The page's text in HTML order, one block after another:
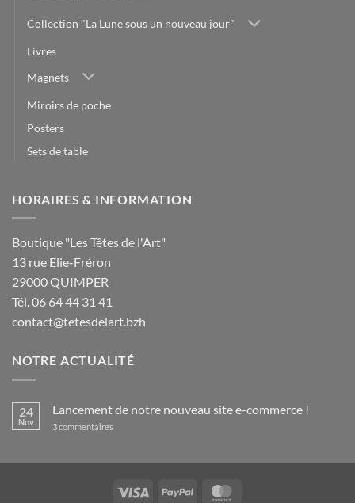
Collection "La Lune sous un nouveau jour"
Livres
Magnets
Miroirs de poche
Posters
Sets de table
HORAIRES & INFORMATION
Boutique "Les Têtes de l'Art"
13 rue Elie-Fréron
29000 QUIMPER
Tél. 06 64 44 31 41
contact@tetesdelart.bzh
NOTRE ACTUALITÉ
24
Nov
Lancement de notre nouveau site e-commerce !
3 commentaires
nouveau
e-
commerce
Visa PayPal